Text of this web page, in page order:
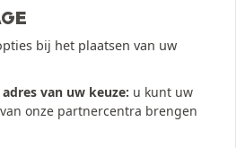
bij het plaatsen van uw
van uw keuze: u kunt uw
onze partnercentra brengen